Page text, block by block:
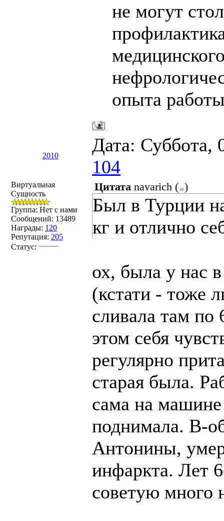
не могут
опыта
2010
Дата: Суббота,
104
Виртуальная
Сущность
Группа: Нет с нами
Сообщений: 13489
Награды: 120
Репутация: 205
Статус:
Цитата navarich ( )
Был в Турции
кг и отлично
ох, была у нас
(кстати - тоже
сливала там по
этом себя
регулярно
старая была.
сама на
поднимала. В-
Антонины,
инфаркта. Лет
советую много